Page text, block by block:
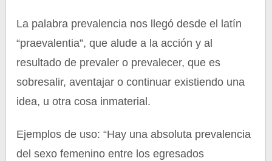
La palabra prevalencia nos llegó desde el latín
“praevalentia”, que alude a la acción y al
resultado de prevaler o prevalecer, que es
sobresalir, aventajar o continuar existiendo una
idea, u otra cosa inmaterial.
Ejemplos de uso: “Hay una absoluta prevalencia
del sexo femenino entre los egresados